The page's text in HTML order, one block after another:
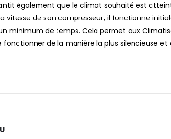
également que le climat souhaité est
vitesse de son compresseur, il fonctionne
minimum de temps. Cela permet aux
fonctionner de la manière la plus silencieuse et